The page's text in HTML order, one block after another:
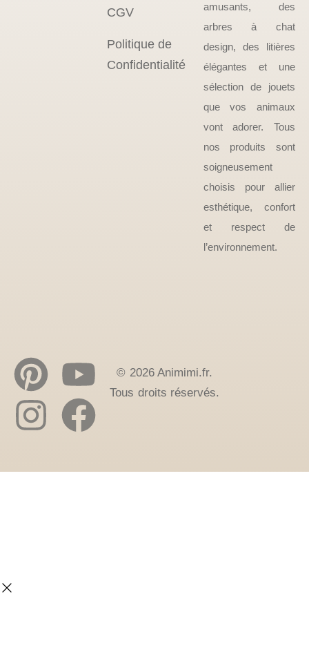
CGV
Politique de
Confidentialité
amusants, des
arbres à chat
design, des litières
élégantes et une
sélection de jouets
que vos animaux
vont adorer. Tous
nos produits sont
soigneusement
choisis pour allier
esthétique, confort
et respect de
l’environnement.
© 2026 Animimi.fr.
Tous droits réservés.